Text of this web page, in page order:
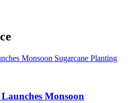
Monsoon